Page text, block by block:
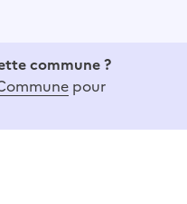
commune ?
pour